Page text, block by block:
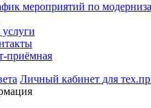
мероприятий по
приёмная
Личный кабинет для